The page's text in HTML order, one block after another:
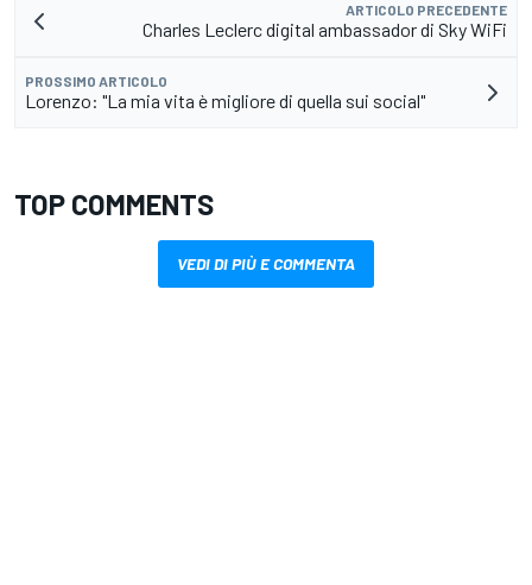
ARTICOLO PRECEDENTE
Charles Leclerc digital ambassador di Sky WiFi
PROSSIMO ARTICOLO
Lorenzo: "La mia vita è migliore di quella sui social"
TOP COMMENTS
VEDI DI PIÙ E COMMENTA